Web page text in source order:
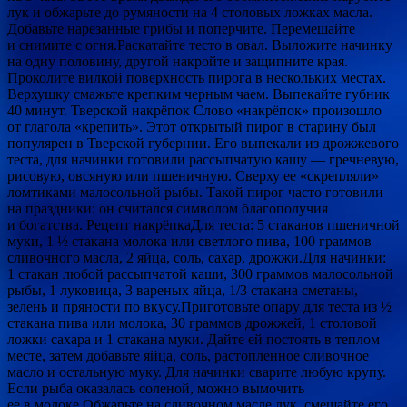
лук и обжарьте до румяности на 4 столовых ложках масла.
Добавьте нарезанные грибы и поперчите. Перемешайте
и снимите с огня.Раскатайте тесто в овал. Выложите начинку
на одну половину, другой накройте и защипните края.
Проколите вилкой поверхность пирога в нескольких местах.
Верхушку смажьте крепким черным чаем. Выпекайте губник
40 минут. Тверской накрёпок Слово «накрёпок» произошло
от глагола «крепить». Этот открытый пирог в старину был
популярен в Тверской губернии. Его выпекали из дрожжевого
теста, для начинки готовили рассыпчатую кашу — гречневую,
рисовую, овсяную или пшеничную. Сверху ее «скрепляли»
ломтиками малосольной рыбы. Такой пирог часто готовили
на праздники: он считался символом благополучия
и богатства. Рецепт накрёпкаДля теста: 5 стаканов пшеничной
муки, 1 ½ стакана молока или светлого пива, 100 граммов
сливочного масла, 2 яйца, соль, сахар, дрожжи.Для начинки:
1 стакан любой рассыпчатой каши, 300 граммов малосольной
рыбы, 1 луковица, 3 вареных яйца, 1/3 стакана сметаны,
зелень и пряности по вкусу.Приготовьте опару для теста из ½
стакана пива или молока, 30 граммов дрожжей, 1 столовой
ложки сахара и 1 стакана муки. Дайте ей постоять в теплом
месте, затем добавьте яйца, соль, растопленное сливочное
масло и остальную муку. Для начинки сварите любую крупу.
Если рыба оказалась соленой, можно вымочить